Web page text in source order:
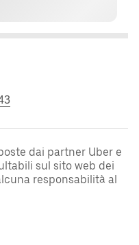
dai partner Uber e
sul sito web dei
responsabilità al